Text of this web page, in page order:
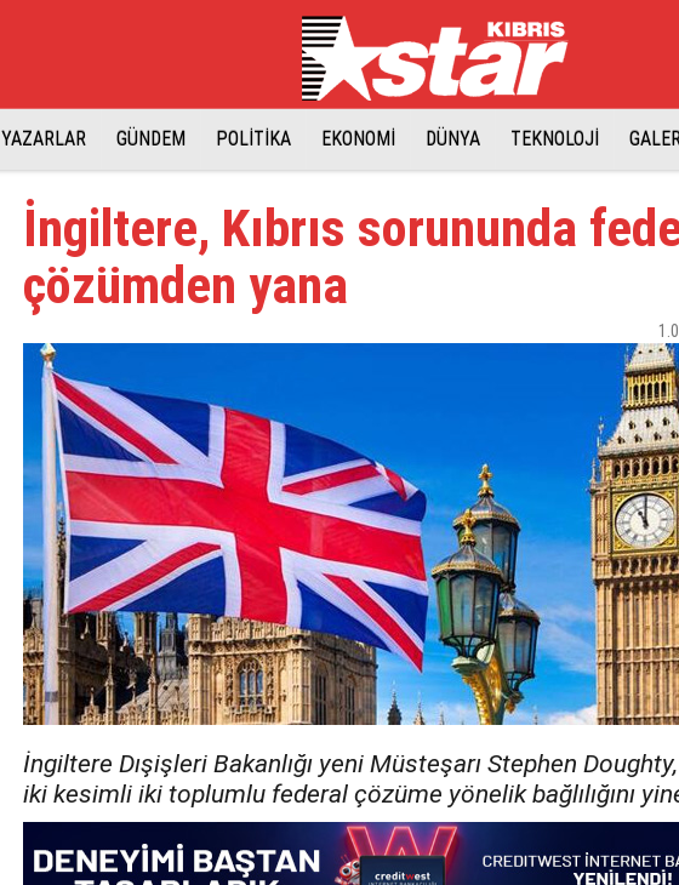
YAZARLAR GÜNDEM POLİTİKA EKONOMİ DÜNYA TEKNOLOJİ
İngiltere, Kıbrıs sorununda
çözümden yana
İngiltere Dışişleri Bakanlığı yeni Müsteşarı Stephen
iki kesimli iki toplumlu federal çözüme yönelik bağlılığını